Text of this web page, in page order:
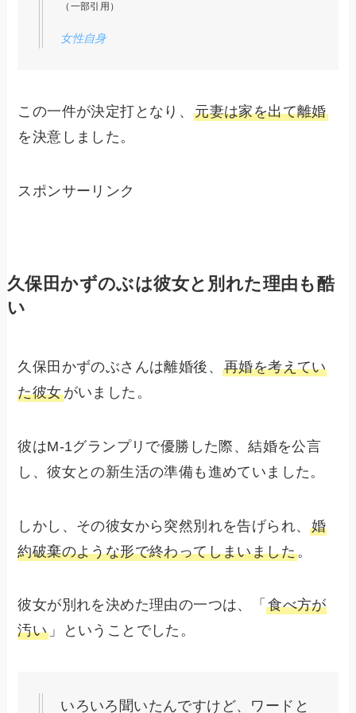
（一部引用）
女性自身
この一件が決定打となり、元妻は家を出て離婚
を決意しました。
スポンサーリンク
久保田かずのぶは彼女と別れた理由も酷
い
久保田かずのぶさんは離婚後、再婚を考えてい
た彼女がいました。
彼はM-1グランプリで優勝した際、結婚を公言
し、彼女との新生活の準備も進めていました。
しかし、その彼女から突然別れを告げられ、婚
約破棄のような形で終わってしまいました。
彼女が別れを決めた理由の一つは、「食べ方が
汚い 」ということでした。
いろいろ聞いたんですけど、ワードと